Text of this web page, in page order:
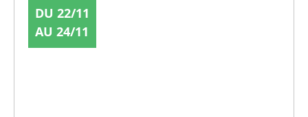
DU 22/11
AU 24/11